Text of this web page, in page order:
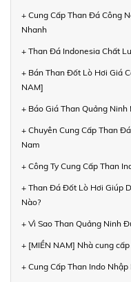
+ Cung Cấp Than Đá Công
Nhanh
+ Than Đá Indonesia Chất
+ Bán Than Đốt Lò Hơi Giá
NAM]
+ Báo Giá Than Quảng
+ Chuyên Cung Cấp Than
Nam
+ Công Ty Cung Cấp Than
+ Than Đá Đốt Lò Hơi Giúp
Nào?
+ Vì Sao Than Quảng Ninh
+ [MIỀN NAM] Nhà cung
+ Cung Cấp Than Indo